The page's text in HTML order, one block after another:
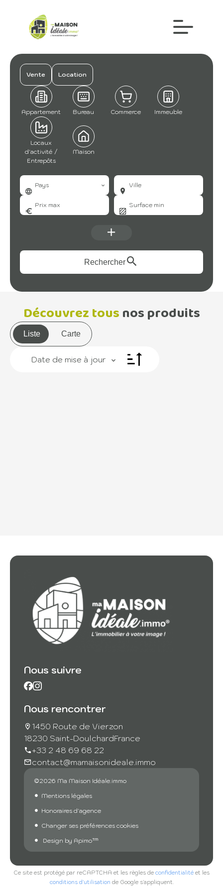
Vente Location
Appartement Bureau Commerce Immeuble
Locaux
d'activité /
Entrepôts
Maison
Pays Ville
Rechercher
Découvrez tousnos produits
Liste Carte
Date de mise à jour
Nous suivre
Nous rencontrer
1450 Route de Vierzon
18230 Saint-DoulchardFrance
+33 2 48 69 68 22
contact@mamaisonideale.immo
©2026 Ma Maison Idéale.immo
Mentions légales
Honoraires d'agence
Changer ses préférences cookies
Design by Apimo™
Ce site est protégé par reCAPTCHA et les règles de confidentialité et les
conditions d'utilisation de Google s'appliquent.